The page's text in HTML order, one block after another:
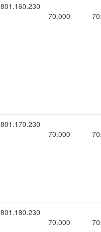
801.160.230
70.000
801.170.230
70.000
801.180.230
70.000